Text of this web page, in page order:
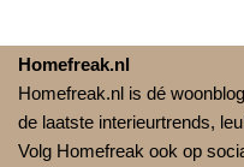
Homefreak.nl
Homefreak.nl is dé
de laatste interieurtrends,
Volg Homefreak ook op